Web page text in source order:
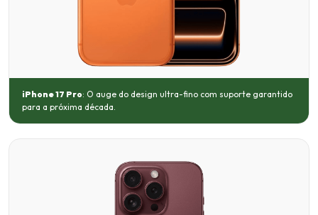
iPhone 17 Pro: O auge do design ultra-fino com suporte garantido
para a próxima década.